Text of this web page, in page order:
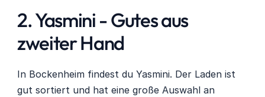
2. Yasmini - Gutes aus
zweiter Hand
In Bockenheim findest du Yasmini. Der Laden ist
gut sortiert und hat eine große Auswahl an